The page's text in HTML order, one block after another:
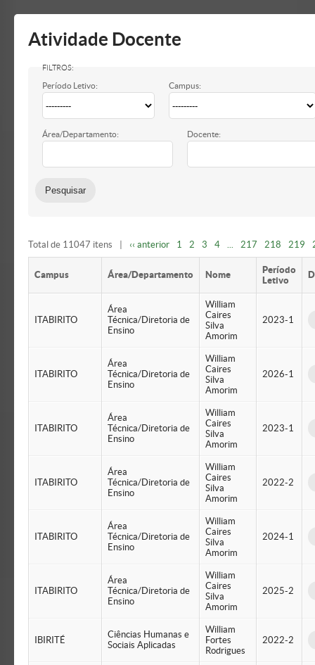
barra
Atividade Docente
Período Letivo: Campus:
Área/Departamento: Docente:
Total de 11047 itens ‹‹ anterior 1 2 3 4 ... 217 218 219
Campus Área/Departamento Nome
Período
Letivo
ITABIRITO
Área
Técnica/Diretoria de
Ensino
William
Caires
Silva
Amorim
2023-1
ITABIRITO
Área
Técnica/Diretoria de
Ensino
William
Caires
Silva
Amorim
2026-1
ITABIRITO
Área
Técnica/Diretoria de
Ensino
William
Caires
Silva
Amorim
2023-1
ITABIRITO
Área
Técnica/Diretoria de
Ensino
William
Caires
Silva
Amorim
2022-2
ITABIRITO
Área
Técnica/Diretoria de
Ensino
William
Caires
Silva
Amorim
2024-1
ITABIRITO
Área
Técnica/Diretoria de
Ensino
William
Caires
Silva
Amorim
2025-2
IBIRITÉ
Ciências Humanas e
Sociais Aplicadas
William
Fortes
Rodrigues
2022-2